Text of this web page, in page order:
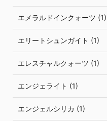
エメラルドインクォーツ (1)
エリートシュンガイト (1)
エレスチャルクォーツ (1)
エンジェライト (1)
エンジェルシリカ (1)